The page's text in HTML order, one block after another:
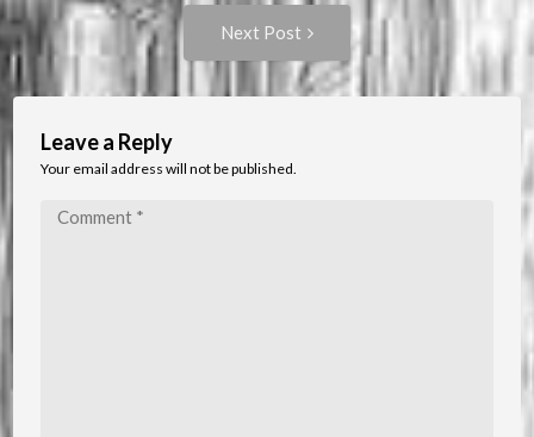
Next Post
Next
Post:
Leave a Reply
Your email address will not be published.
Comment